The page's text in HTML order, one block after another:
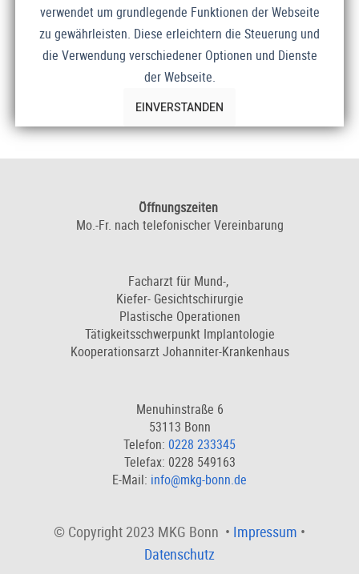
verwendet um grundlegende Funktionen der Webseite
zu gewährleisten. Diese erleichtern die Steuerung und
die Verwendung verschiedener Optionen und Dienste
der Webseite.
EINVERSTANDEN
Öffnungszeiten
Mo.-Fr. nach telefonischer Vereinbarung
Facharzt für Mund-,
Kiefer- Gesichtschirurgie
Plastische Operationen
Tätigkeitsschwerpunkt Implantologie
Kooperationsarzt Johanniter-Krankenhaus
Menuhinstraße 6
53113 Bonn
Telefon: 0228 233345
Telefax: 0228 549163
E-Mail: info@mkg-bonn.de
© Copyright 2023 MKG Bonn • Impressum •
Datenschutz